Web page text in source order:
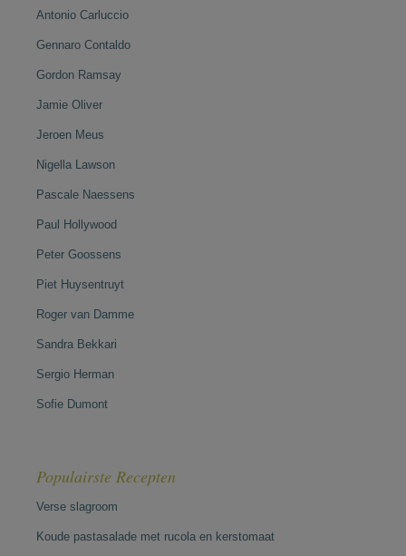
Antonio Carluccio
Gennaro Contaldo
Gordon Ramsay
Jamie Oliver
Jeroen Meus
Nigella Lawson
Pascale Naessens
Paul Hollywood
Peter Goossens
Piet Huysentruyt
Roger van Damme
Sandra Bekkari
Sergio Herman
Sofie Dumont
Populairste Recepten
Verse slagroom
Koude pastasalade met rucola en kerstomaat